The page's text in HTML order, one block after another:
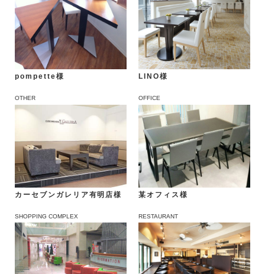
pompette様 LINO様
カーセブンガレリア有明店様
OTHER
某オフィス様
OFFICE
SHOPPING COMPLEX RESTAURANT